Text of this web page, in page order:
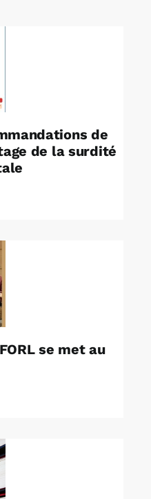
de
de la surdité
se met au